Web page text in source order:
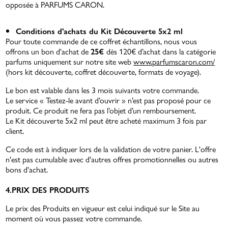
opposée à PARFUMS CARON.
Conditions d'achats du Kit Découverte 5x2 ml
Pour toute commande de ce coffret échantillons, nous vous
offrons un bon d'achat de25€dès 120€ d’achat dans la catégorie
parfums uniquement sur notre site webwww.parfumscaron.com/
(hors kit découverte, coffret découverte, formats de voyage).
Le bon est valable dans les 3 mois suivants votre commande.
Le service « Testez-le avant d’ouvrir » n’est pas proposé pour ce
produit. Ce produit ne fera pas l’objet d’un remboursement.
Le Kit découverte 5x2 ml peut être acheté maximum 3 fois par
client.
Ce code est à indiquer lors de la validation de votre panier. L'offre
n'est pas cumulable avec d'autres offres promotionnelles ou autres
bons d'achat.
4.PRIX DES PRODUITS
Le prix des Produits en vigueur est celui indiqué sur le Site au
moment où vous passez votre commande.